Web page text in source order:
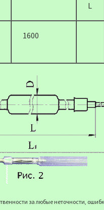
L
1600
за любые неточности,